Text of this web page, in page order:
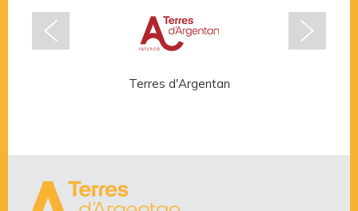
Terres d'Argentan